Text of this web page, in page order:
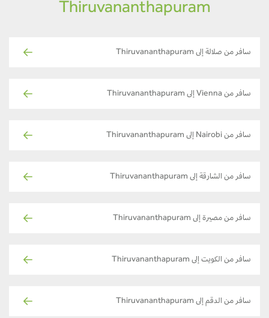
Thiruvananthapuram
سافر من صلالة إلى Thiruvananthapuram
سافر من Vienna إلى Thiruvananthapuram
سافر من Nairobi إلى Thiruvananthapuram
سافر من الشارقة إلى Thiruvananthapuram
سافر من مصيرة إلى Thiruvananthapuram
سافر من الكويت إلى Thiruvananthapuram
سافر من الدقم إلى Thiruvananthapuram